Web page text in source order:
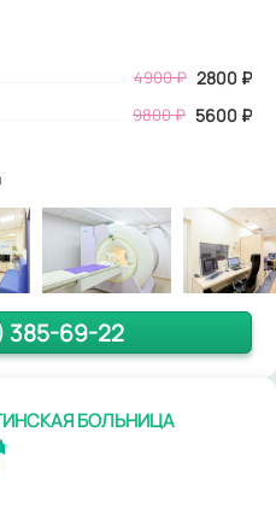
4900₽ 2800 ₽
9800 ₽ 5600 ₽
385-69-22
БОЛЬНИЦА